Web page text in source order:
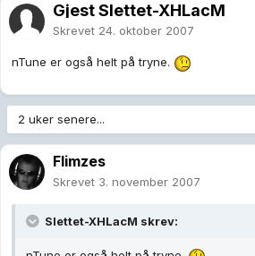
Gjest Slettet-XHLacM
Skrevet 24. oktober 2007
nTune er også helt på tryne.
2 uker senere...
Flimzes
Skrevet 3. november 2007
Slettet-XHLacM skrev: